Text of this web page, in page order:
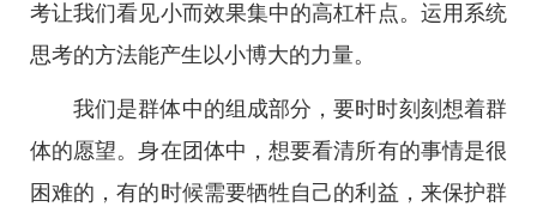
考让我们看见小而效果集中的高杠杆点。运用系统
思考的方法能产生以小博大的力量。
我们是群体中的组成部分，要时时刻刻想着群
体的愿望。身在团体中，想要看清所有的事情是很
困难的，有的时候需要牺牲自己的利益，来保护群